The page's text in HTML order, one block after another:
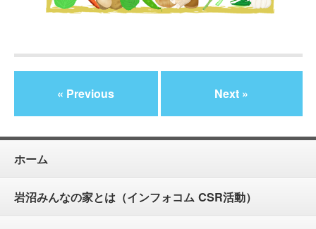
« Previous Next »
ホーム
岩沼みんなの家とは（インフォコム CSR活動）